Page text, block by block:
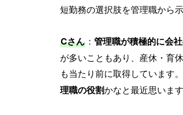
短勤務の選択肢を管理職から
Cさん ： 管理職が積極的に会
が多いこともあり、産休・育
も当たり前に取得しています
理職の役割かなと最近思います